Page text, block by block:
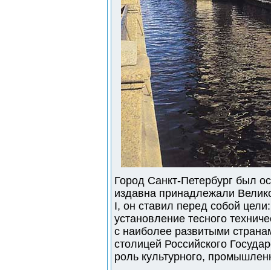
Город Санкт-Петербург был
издавна принадлежали
I, он ставил перед собой
установление тесного
с наиболее развитыми
столицей Российского
роль культурного,